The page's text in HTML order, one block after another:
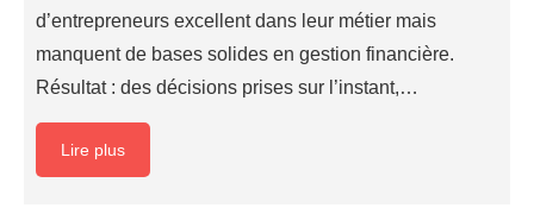
d’entrepreneurs excellent dans leur métier mais
manquent de bases solides en gestion financière.
Résultat : des décisions prises sur l’instant,…
Lire plus